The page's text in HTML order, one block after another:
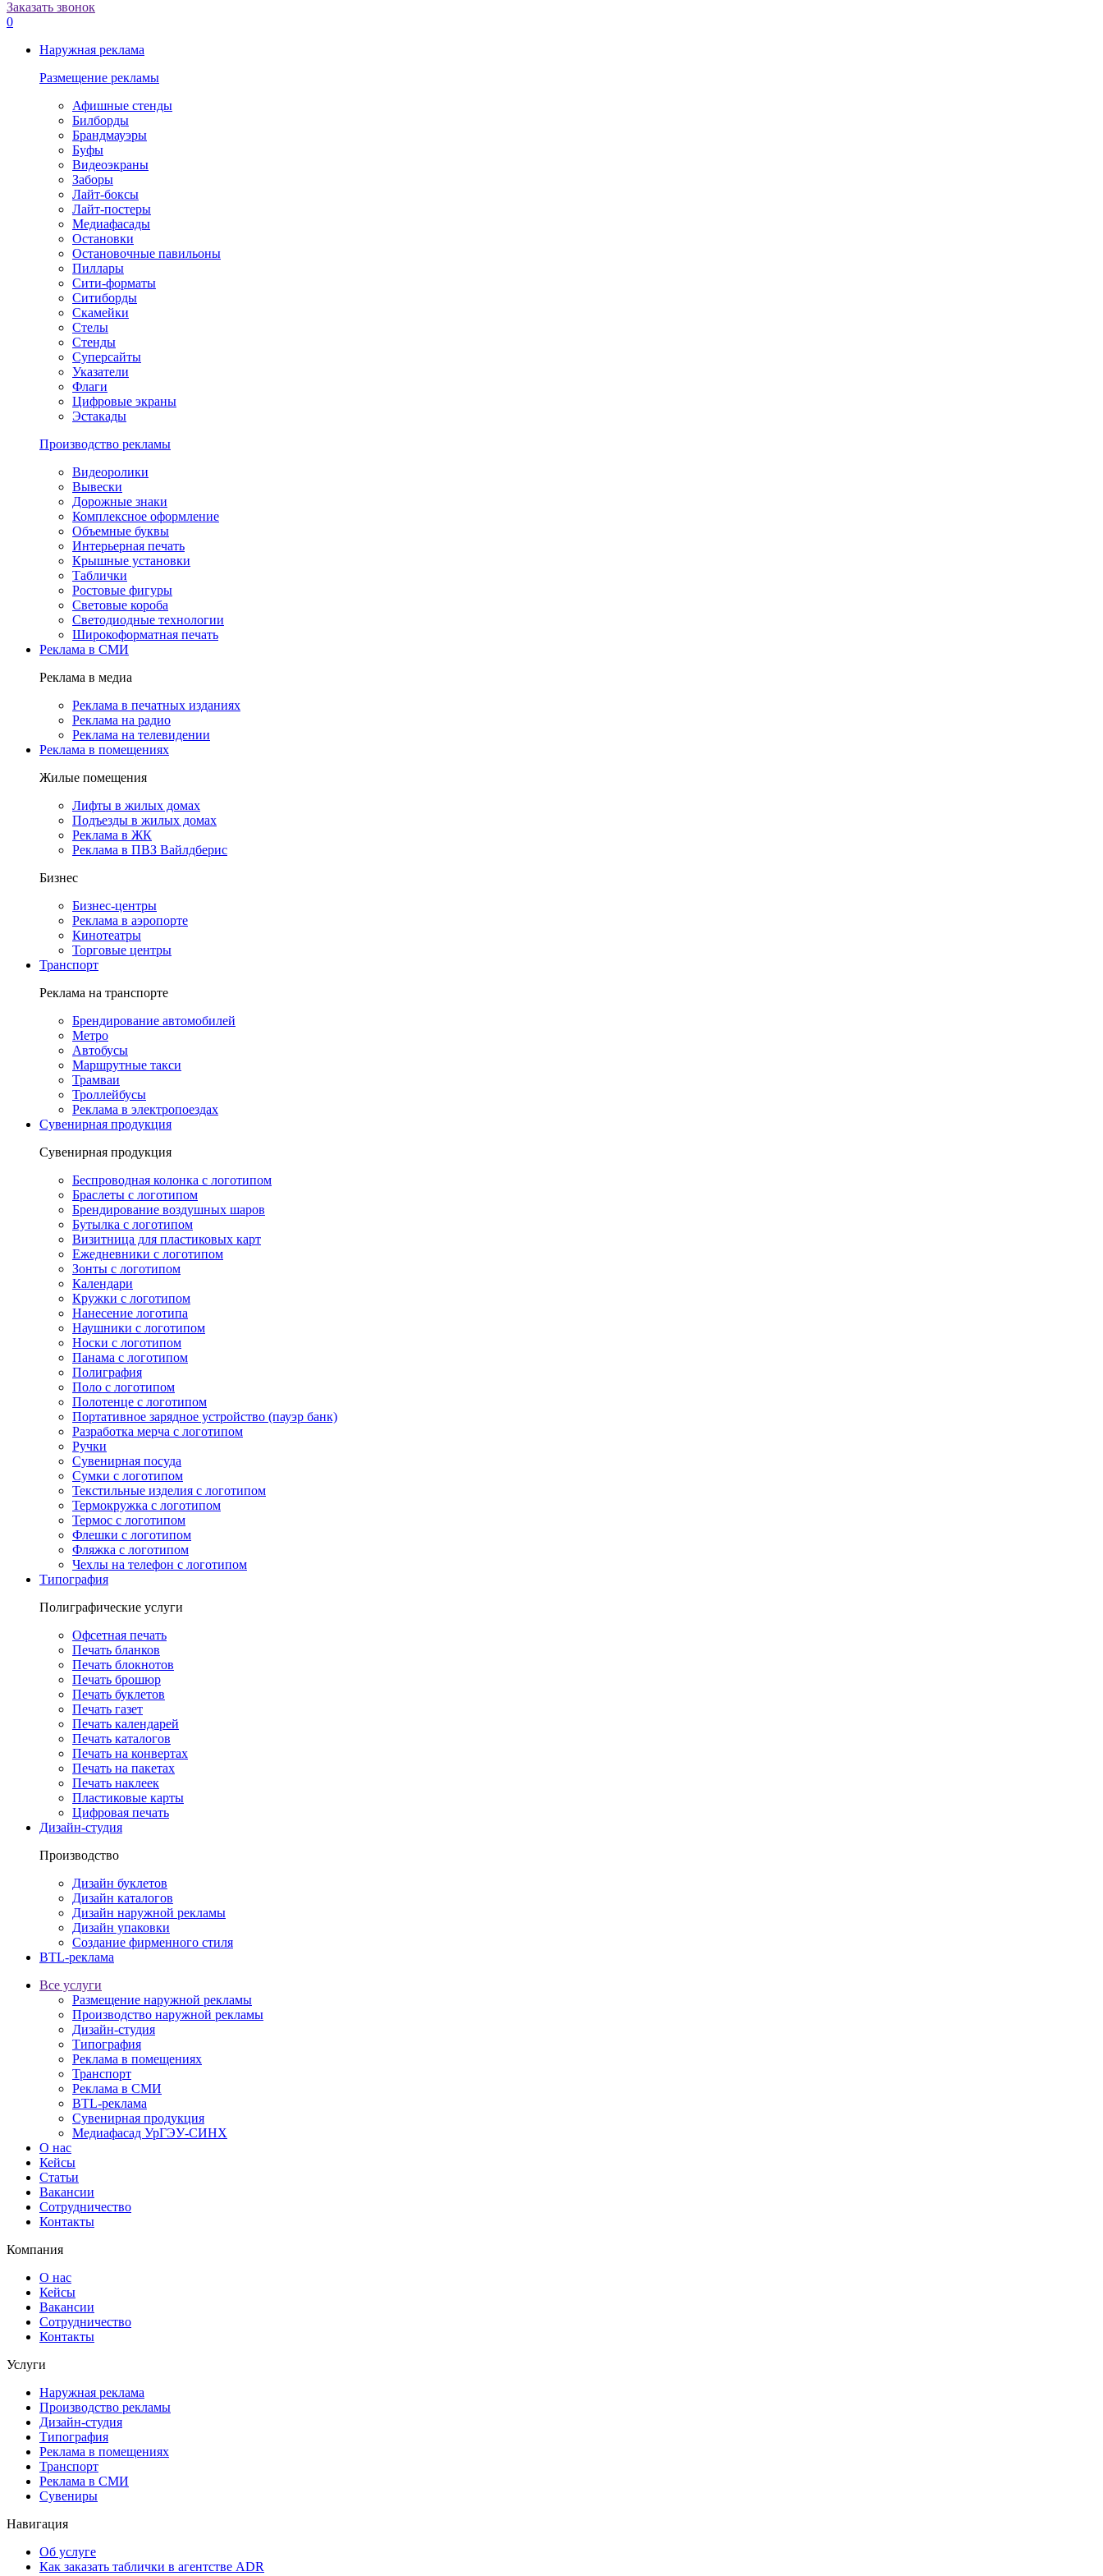
Заказать звонок
0
Наружная реклама
Размещение рекламы
Афишные стенды
Билборды
Брандмауэры
Буфы
Видеоэкраны
Заборы
Лайт-боксы
Лайт-постеры
Медиафасады
Остановки
Остановочные павильоны
Пиллары
Сити-форматы
Ситиборды
Скамейки
Стелы
Стенды
Суперсайты
Указатели
Флаги
Цифровые экраны
Эстакады
Производство рекламы
Видеоролики
Вывески
Дорожные знаки
Комплексное оформление
Объемные буквы
Интерьерная печать
Крышные установки
Таблички
Ростовые фигуры
Световые короба
Светодиодные технологии
Широкоформатная печать
Реклама в СМИ
Реклама в медиа
Реклама в печатных изданиях
Реклама на радио
Реклама на телевидении
Реклама в помещениях
Жилые помещения
Лифты в жилых домах
Подъезды в жилых домах
Реклама в ЖК
Реклама в ПВЗ Вайлдберис
Бизнес
Бизнес-центры
Реклама в аэропорте
Кинотеатры
Торговые центры
Транспорт
Реклама на транспорте
Брендирование автомобилей
Метро
Автобусы
Маршрутные такси
Трамваи
Троллейбусы
Реклама в электропоездах
Сувенирная продукция
Сувенирная продукция
Беспроводная колонка с логотипом
Браслеты с логотипом
Брендирование воздушных шаров
Бутылка с логотипом
Визитница для пластиковых карт
Ежедневники с логотипом
Зонты с логотипом
Календари
Кружки с логотипом
Нанесение логотипа
Наушники с логотипом
Носки с логотипом
Панама с логотипом
Полиграфия
Поло с логотипом
Полотенце с логотипом
Портативное зарядное устройство (пауэр банк)
Разработка мерча с логотипом
Ручки
Сувенирная посуда
Сумки с логотипом
Текстильные изделия с логотипом
Термокружка с логотипом
Термос с логотипом
Флешки с логотипом
Фляжка с логотипом
Чехлы на телефон с логотипом
Типография
Полиграфические услуги
Офсетная печать
Печать бланков
Печать блокнотов
Печать брошюр
Печать буклетов
Печать газет
Печать календарей
Печать каталогов
Печать на конвертах
Печать на пакетах
Печать наклеек
Пластиковые карты
Цифровая печать
Дизайн-студия
Производство
Дизайн буклетов
Дизайн каталогов
Дизайн наружной рекламы
Дизайн упаковки
Создание фирменного стиля
BTL-реклама
Все услуги
Размещение наружной рекламы
Производство наружной рекламы
Дизайн-студия
Типография
Реклама в помещениях
Транспорт
Реклама в СМИ
BTL-реклама
Сувенирная продукция
Медиафасад УрГЭУ-СИНХ
О нас
Кейсы
Статьи
Вакансии
Сотрудничество
Контакты
Компания
О нас
Кейсы
Вакансии
Сотрудничество
Контакты
Услуги
Наружная реклама
Производство рекламы
Дизайн-студия
Типография
Реклама в помещениях
Транспорт
Реклама в СМИ
Сувениры
Навигация
Об услуге
Как заказать таблички в агентстве ADR